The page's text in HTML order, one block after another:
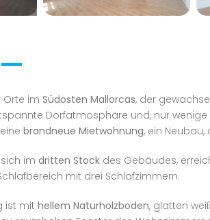
Orte im Südosten Mallorcas, der
Dorfatmosphäre und, nur
brandneue Mietwohnung, ein
im dritten Stock des Gebäudes,
mit drei Schlafzimmern.
ist mit hellem Naturholzboden, glatten